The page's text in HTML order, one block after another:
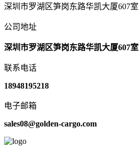
深圳市罗湖区笋岗东路华凯大厦607室
公司地址
深圳市罗湖区笋岗东路华凯大厦607室
联系电话
18948195218
电子邮箱
sales08@golden-cargo.com